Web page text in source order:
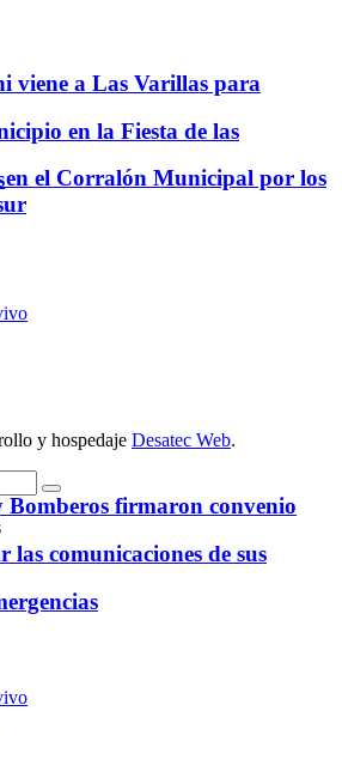
viene a Las Varillas para
en la Fiesta de las
Bomberos firmaron convenio
comunicaciones de sus
en el Corralón Municipal por los
y hospedaje Desatec Web.